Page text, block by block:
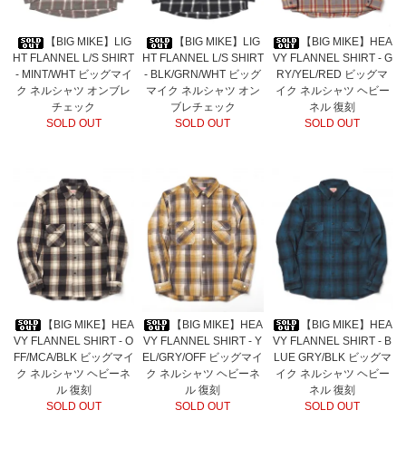
【BIG MIKE】LIG
HT FLANNEL L/S SHIRT
- MINT/WHT ビッグマイ
ク ネルシャツ オンブレ
チェック
SOLD OUT
【BIG MIKE】LIG
HT FLANNEL L/S SHIRT
- BLK/GRN/WHT ビッグ
マイク ネルシャツ オン
ブレチェック
SOLD OUT
【BIG MIKE】HEA
VY FLANNEL SHIRT - G
RY/YEL/RED ビッグマ
イク ネルシャツ ヘビー
ネル 復刻
SOLD OUT
【BIG MIKE】HEA
VY FLANNEL SHIRT - O
FF/MCA/BLK ビッグマイ
ク ネルシャツ ヘビーネ
ル 復刻
SOLD OUT
【BIG MIKE】HEA
VY FLANNEL SHIRT - Y
EL/GRY/OFF ビッグマイ
ク ネルシャツ ヘビーネ
ル 復刻
SOLD OUT
【BIG MIKE】HEA
VY FLANNEL SHIRT - B
LUE GRY/BLK ビッグマ
イク ネルシャツ ヘビー
ネル 復刻
SOLD OUT